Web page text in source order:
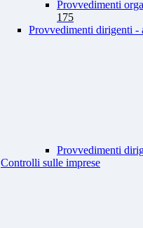
Provvedimenti
175
Provvedimenti dirigenti -
Provvedimenti
Controlli sulle imprese